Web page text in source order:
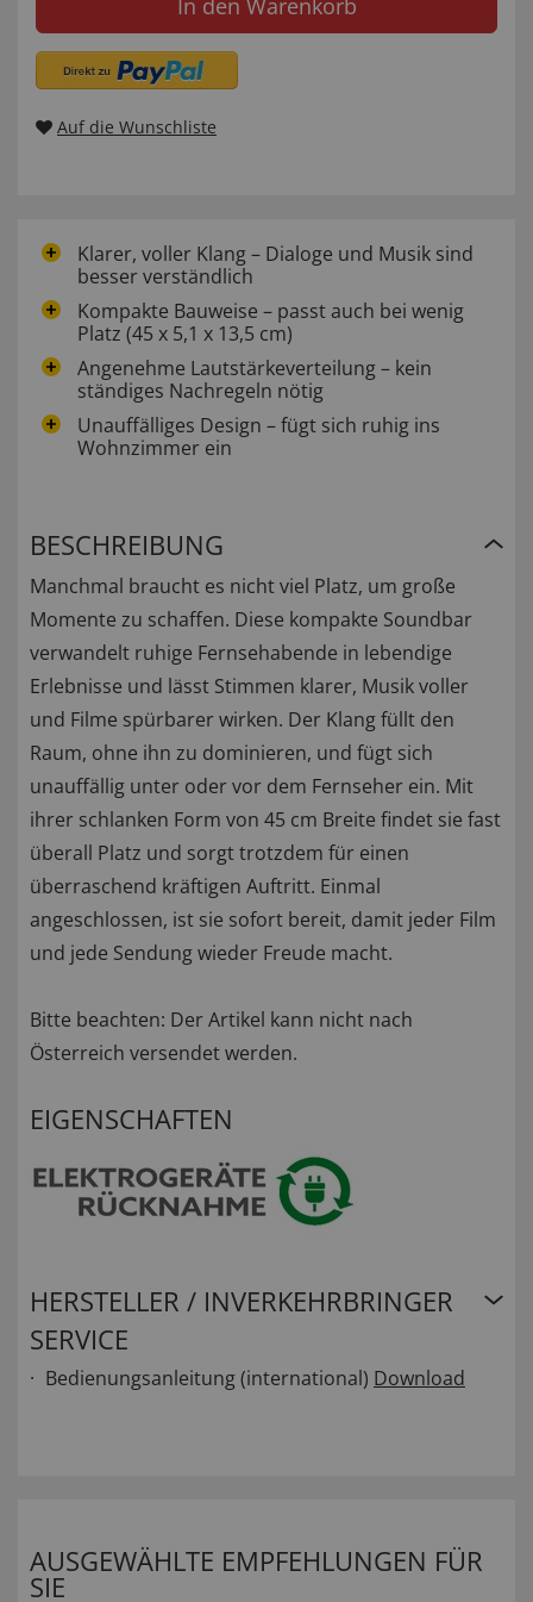
In den Warenkorb
Auf die Wunschliste
Klarer, voller Klang – Dialoge und Musik sind
besser verständlich
Kompakte Bauweise – passt auch bei wenig
Platz (45 x 5,1 x 13,5 cm)
Angenehme Lautstärkeverteilung – kein
ständiges Nachregeln nötig
Unauffälliges Design – fügt sich ruhig ins
Wohnzimmer ein
BESCHREIBUNG
Manchmal braucht es nicht viel Platz, um große
Momente zu schaffen. Diese kompakte Soundbar
verwandelt ruhige Fernsehabende in lebendige
Erlebnisse und lässt Stimmen klarer, Musik voller
und Filme spürbarer wirken. Der Klang füllt den
Raum, ohne ihn zu dominieren, und fügt sich
unauffällig unter oder vor dem Fernseher ein. Mit
ihrer schlanken Form von 45 cm Breite findet sie fast
überall Platz und sorgt trotzdem für einen
überraschend kräftigen Auftritt. Einmal
angeschlossen, ist sie sofort bereit, damit jeder Film
und jede Sendung wieder Freude macht.
Bitte beachten: Der Artikel kann nicht nach
Österreich versendet werden.
EIGENSCHAFTEN
HERSTELLER / INVERKEHRBRINGER
SERVICE
Bedienungsanleitung (international) Download
AUSGEWÄHLTE EMPFEHLUNGEN FÜR
SIE